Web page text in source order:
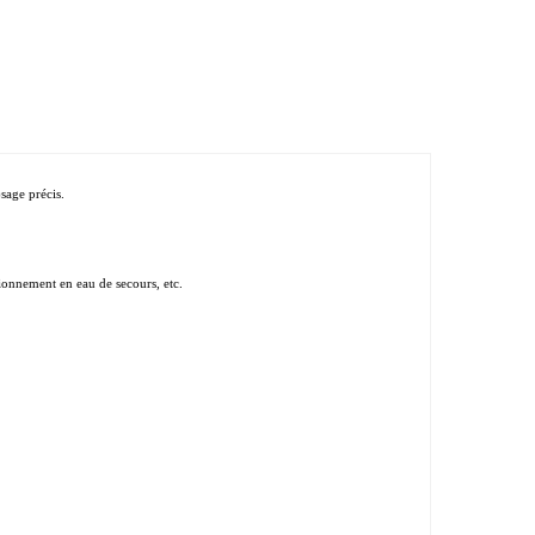
précis.
en eau de secours, etc.